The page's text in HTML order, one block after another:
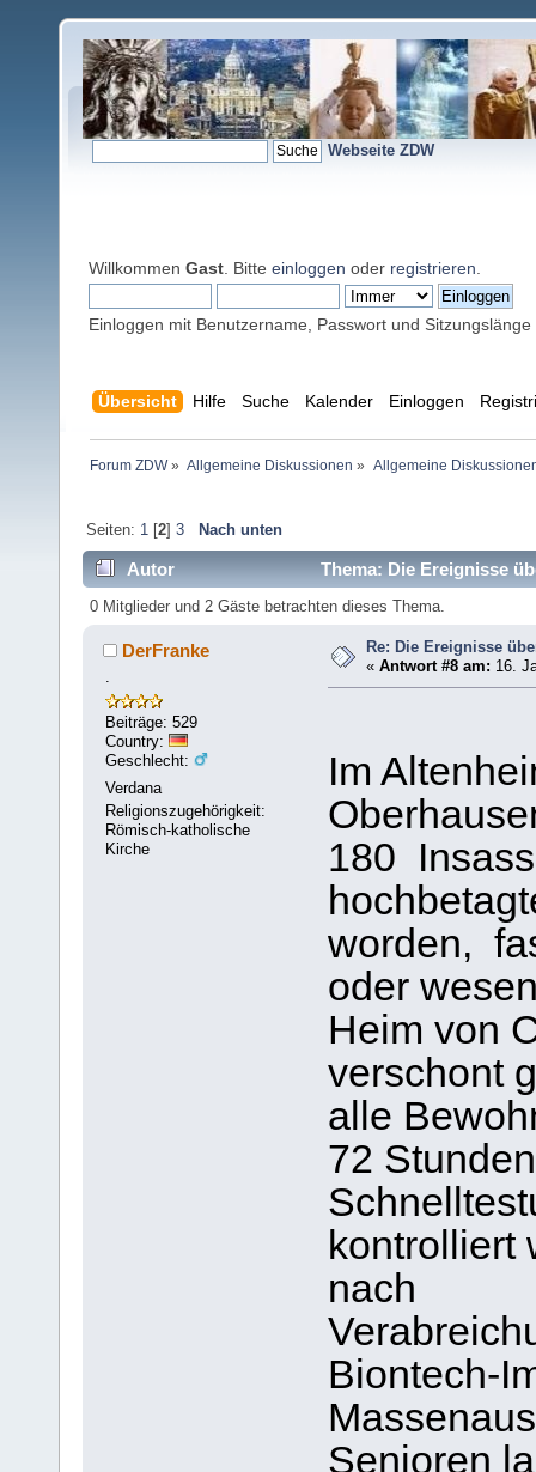
Webseite ZDW
Willkommen Gast . Bitte einloggen oder registrieren
Einloggen mit Benutzername, Passwort und Sitzungslänge
Übersicht Hilfe Suche Kalender Einloggen
Forum ZDW» Allgemeine Diskussionen » Allgemeine
Seiten: 1[2] 3 Nach unten
Autor Thema: Die Ereignisse
0 Mitglieder und 2 Gäste betrachten dieses Thema.
DerFranke
Beiträge: 529
Country:
Geschlecht:
Verdana
Religionszugehörigkeit:
Römisch-katholische
Kirche
Re: Die Ereignisse
«Antwort #8 am: 16.
Im
180
worden,
oder
Heim von
verschont
alle
72
kontrolliert
nach
Biontech-
Senioren